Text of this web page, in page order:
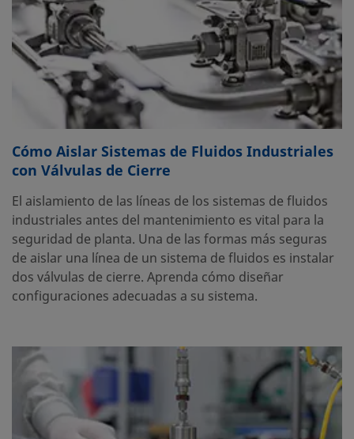
Cómo Aislar Sistemas de Fluidos Industriales
con Válvulas de Cierre
El aislamiento de las líneas de los sistemas de fluidos
industriales antes del mantenimiento es vital para la
seguridad de planta. Una de las formas más seguras
de aislar una línea de un sistema de fluidos es instalar
dos válvulas de cierre. Aprenda cómo diseñar
configuraciones adecuadas a su sistema.